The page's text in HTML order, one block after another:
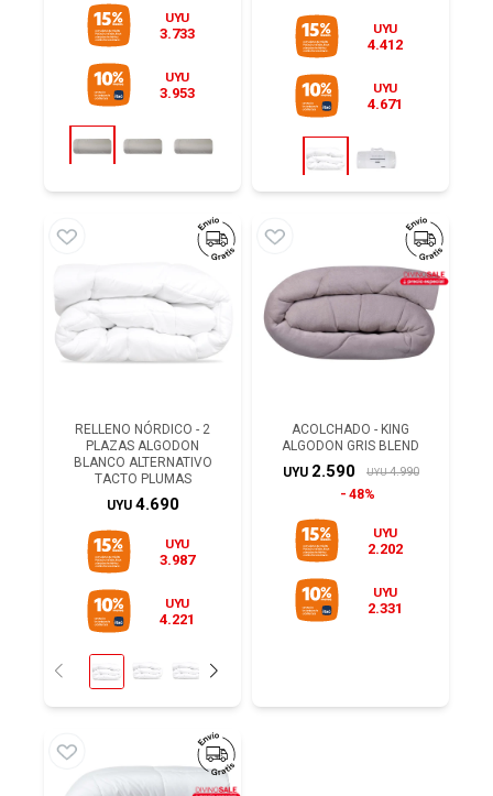
UYU
3.733
UYU
3.953
UYU
4.412
UYU
4.671
RELLENO NÓRDICO - 2
PLAZAS ALGODON
BLANCO ALTERNATIVO
TACTO PLUMAS
UYU 4.690
UYU
3.987
UYU
4.221
ACOLCHADO - KING
ALGODON GRIS BLEND
UYU 2.590 UYU 4.990
48%
UYU
2.202
UYU
2.331